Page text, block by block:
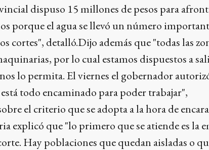
dispuso 15 millones de pesos para
porque el agua se llevó un número
cortes", detalló.Dijo además que "todas las
por lo cual estamos dispuestos a
lo permita. El viernes el gobernador
todo encaminado para poder trabajar",
el criterio que se adopta a la hora de
explicó que "lo primero que se atiende es la
Hay poblaciones que quedan aisladas o